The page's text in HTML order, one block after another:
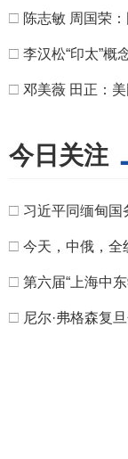
□ 陈志敏 周国荣
□ 李汉松“印太”概
□ 邓美薇 田正：
今日关注
□ 习近平同缅甸国
□ 今天，中俄，全
□ 第六届“上海中
□ 尼尔·弗格森复